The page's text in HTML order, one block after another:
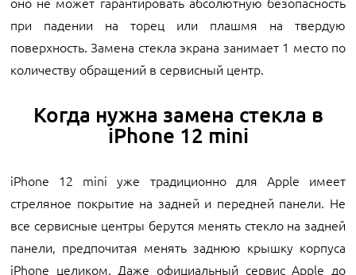
при падении на торец или плашмя на твердую
поверхность. Замена стекла экрана занимает 1 место по
количеству обращений в сервисный центр.
Когда нужна замена стекла в
iPhone 12 mini
iPhone 12 mini уже традиционно для Apple имеет
стреляное покрытие на задней и передней панели. Не
все сервисные центры берутся менять стекло на задней
панели, предпочитая менять заднюю крышку корпуса
iPhone целиком. Даже официальный сервис Apple до